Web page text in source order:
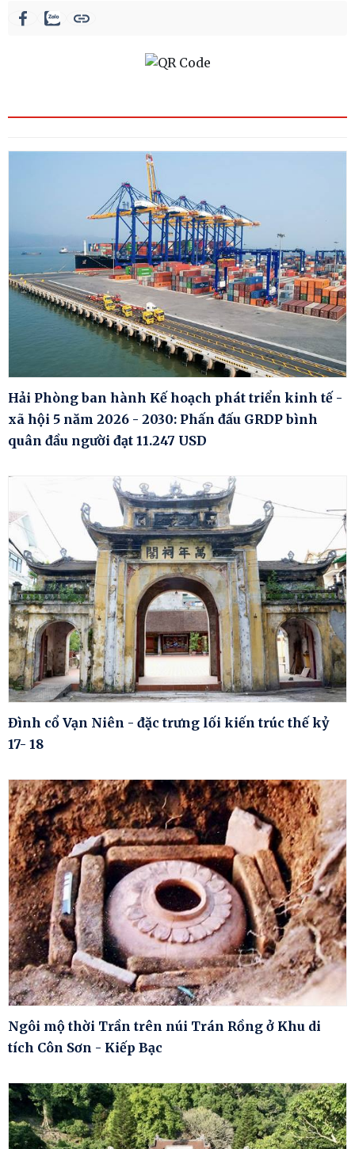
Hải Phòng ban hành Kế hoạch phát triển kinh tế -
xã hội 5 năm 2026 - 2030: Phấn đấu GRDP bình
quân đầu người đạt 11.247 USD
Đình cổ Vạn Niên - đặc trưng lối kiến trúc thế kỷ
17- 18
Ngôi mộ thời Trần trên núi Trán Rồng ở Khu di
tích Côn Sơn - Kiếp Bạc